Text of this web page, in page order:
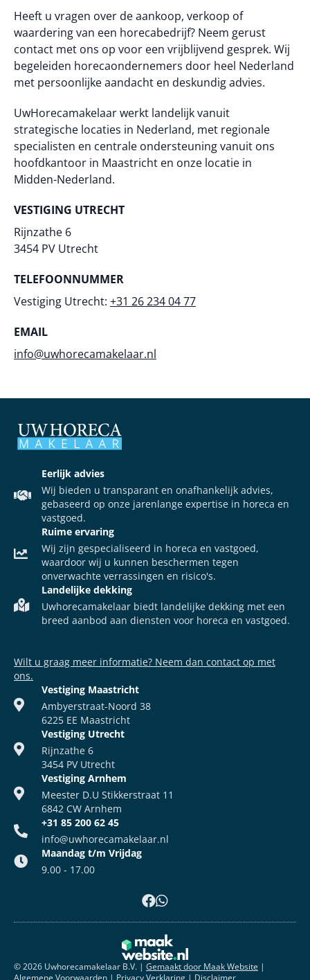
Heeft u vragen over de aankoop, verkoop of
waardering van een horecabedrijf? Neem gerust
contact met ons op voor een vrijblijvend gesprek. Wij
begeleiden horecaondernemers door heel Nederland
met persoonlijke aandacht en deskundig advies.
UwHorecamakelaar werkt landelijk vanuit
strategische locaties in Nederland, met regionale
specialisten en centrale ondersteuning vanuit ons
hoofdkantoor in Maastricht en onze locatie in
Midden-Nederland.
VESTIGING UTRECHT
Rijnzathe 6
3454 PV Utrecht
TELEFOONNUMMER
Vestiging Utrecht: +31 26 234 04 77
EMAIL
info@uwhorecamakelaar.nl
Eerlijk advies
Wij bieden u transparant en onafhankelijk advies,
gebaseerd op onze jarenlange expertise in horeca en
vastgoed.
Ruime ervaring
Wij zijn gespecialiseerd in horeca en vastgoed,
waardoor wij u kunnen beschermen tegen
onverwachte verrassingen en risico's.
Landelijke dekking
Uwhorecamakelaar biedt landelijke dekking met een
breed aanbod aan diensten voor horeca en vastgoed.
Wilt u graag meer informatie? Neem dan contact op met
ons.
Vestiging Maastricht
Ambyerstraat-Noord 38
6225 EE Maastricht
Vestiging Utrecht
Rijnzathe 6
3454 PV Utrecht
Vestiging Arnhem
Meester D.U Stikkerstraat 11
6842 CW Arnhem
+31 85 200 62 45
info@uwhorecamakelaar.nl
Maandag t/m Vrijdag
9.00 - 17.00
© 2026 Uwhorecamakelaar B.V. | Gemaakt door Maak Website |
Algemene Voorwaarden | Privacy Verklaring | Disclaimer